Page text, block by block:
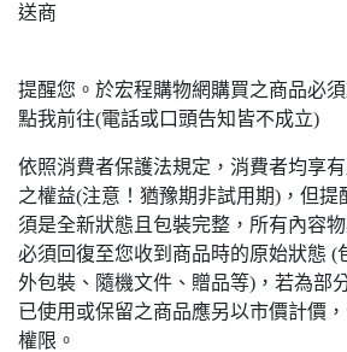
送商
提醒您。於宏程購物網購買之商品必
點我前往(電話或口頭告知皆不成立)
依照消費者保護法規定，消費者均享
之權益(注意！猶豫期非試用期)，但提
須是全新狀態且包裝完整，所有內容
必須回復至您收到商品時的原始狀態 (
外包裝、隨機文件、贈品等)，若為部
已使用或保留之商品應另以市價計價
權限。